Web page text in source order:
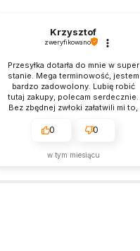
Krzysztof
zweryfikowano
Przesyłka dotarła do mnie w super
stanie. Mega terminowość, jestem
bardzo zadowolony. Lubię robić
tutaj zakupy, polecam serdecznie.
Bez zbędnej zwłoki załatwili mi to,
0 0
w tym miesiącu